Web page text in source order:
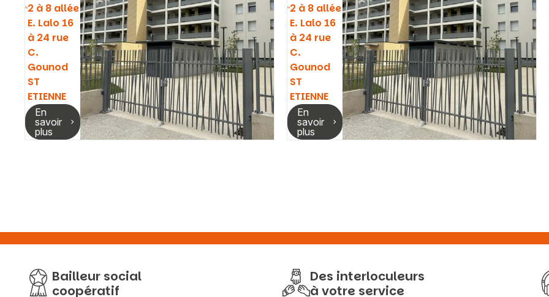
2 à 8 allée
E. Lalo 16
à 24 rue
C.
Gounod
ST
ETIENNE
En
savoir
plus
2 à 8 allée
E. Lalo 16
à 24 rue
C.
Gounod
ST
ETIENNE
En
savoir
plus
Bailleur social
coopératif
Des interloculeurs
à votre service